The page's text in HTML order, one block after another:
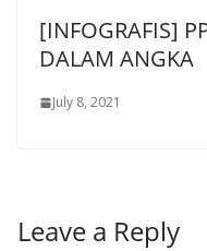
[INFOGRAFIS]
DALAM ANGKA
July 8, 2021
Leave a Reply